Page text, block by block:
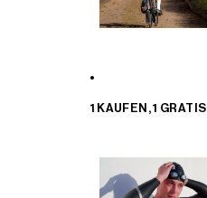
1 KAUFEN, 1 GRATIS